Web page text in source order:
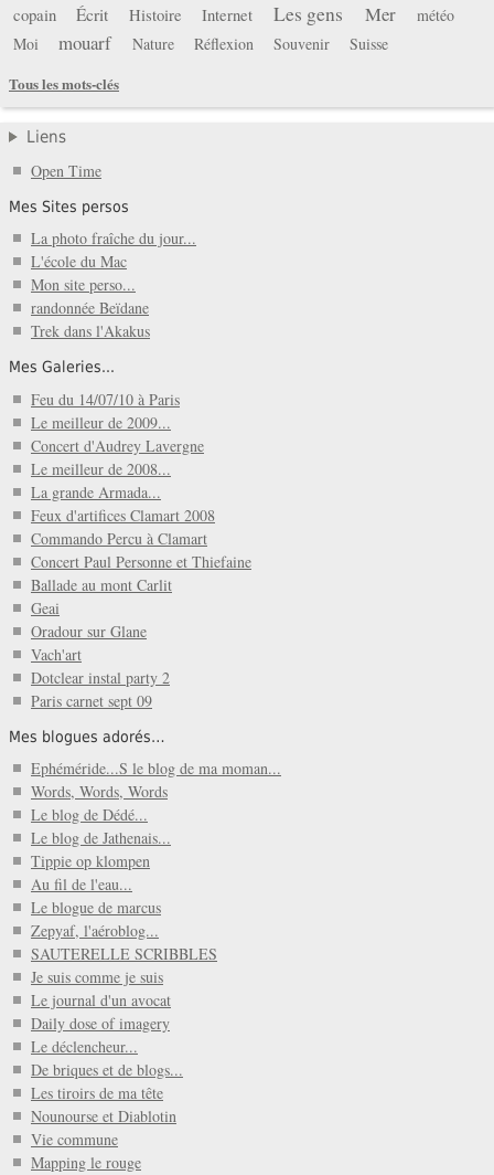
copain Écrit Histoire Internet Les gens Mer
météo
Moi
mouarf Nature Réflexion Souvenir
Suisse
Tous les mots-clés
Liens
Open Time
Mes Sites persos
La photo fraîche du jour...
L'école du Mac
Mon site perso...
randonnée Beïdane
Trek dans l'Akakus
Mes Galeries...
Feu du 14/07/10 à Paris
Le meilleur de 2009...
Concert d'Audrey Lavergne
Le meilleur de 2008...
La grande Armada...
Feux d'artifices Clamart 2008
Commando Percu à Clamart
Concert Paul Personne et Thiefaine
Ballade au mont Carlit
Geai
Oradour sur Glane
Vach'art
Dotclear instal party 2
Paris carnet sept 09
Mes blogues adorés…
Ephéméride...S le blog de ma moman...
Words, Words, Words
Le blog de Dédé...
Le blog de Jathenais...
Tippie op klompen
Au fil de l'eau...
Le blogue de marcus
Zepyaf, l'aéroblog...
SAUTERELLE SCRIBBLES
Je suis comme je suis
Le journal d'un avocat
Daily dose of imagery
Le déclencheur...
De briques et de blogs...
Les tiroirs de ma tête
Nounourse et Diablotin
Vie commune
Mapping le rouge